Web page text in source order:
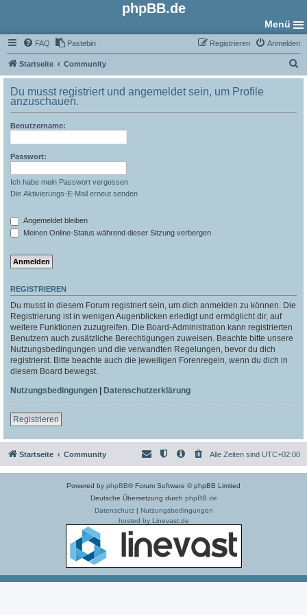
phpBB.de
Menü
FAQ Pastebin Anmelden
Registrieren
Startseite Community
u
Du musst registriert und angemeldet sein, um Profile
anzuschauen.
Benutzername:
Passwort:
Ich habe mein Passwort vergessen
Die Aktivierungs-E-Mail erneut senden
Angemeldet bleiben
Meinen Online-Status während dieser Sitzung verbergen
REGISTRIEREN
Du musst in diesem Forum registriert sein, um dich anmelden zu können. Die
Registrierung ist in wenigen Augenblicken erledigt und ermöglicht dir, auf
weitere Funktionen zuzugreifen. Die Board-Administration kann registrierten
Benutzern auch zusätzliche Berechtigungen zuweisen. Beachte bitte unsere
Nutzungsbedingungen und die verwandten Regelungen, bevor du dich
registrierst. Bitte beachte auch die jeweiligen Forenregeln, wenn du dich in
diesem Board bewegst.
Nutzungsbedingungen | Datenschutzerklärung
Registrieren
Startseite Community Alle Zeiten sind UTC+02:00
Powered by phpBB® Forum Software © phpBB Limited
Deutsche Übersetzung durch phpBB.de
Datenschutz| Nutzungsbedingungen
hosted by Linevast.de